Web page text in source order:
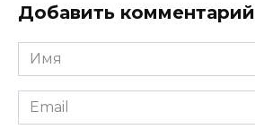
Добавить комментарий
Имя
*
Email
*